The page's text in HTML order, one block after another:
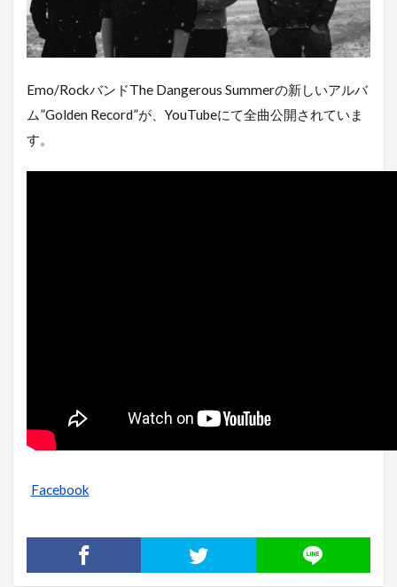
Emo/RockバンドThe Dangerous Summerの新しいアルバ
ム”Golden Record”が、YouTubeにて全曲公開されていま
す。
Facebook